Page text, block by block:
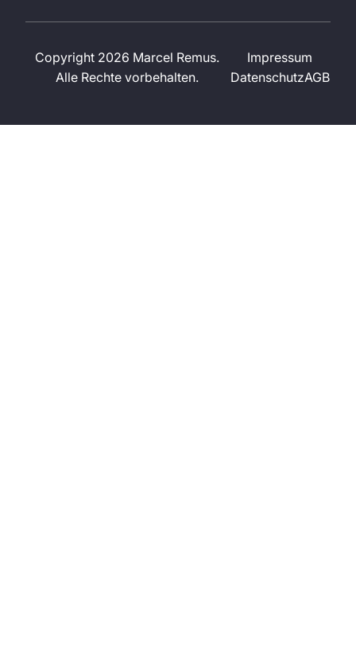
Copyright 2026 Marcel Remus.
Alle Rechte vorbehalten.
Impressum
DatenschutzAGB